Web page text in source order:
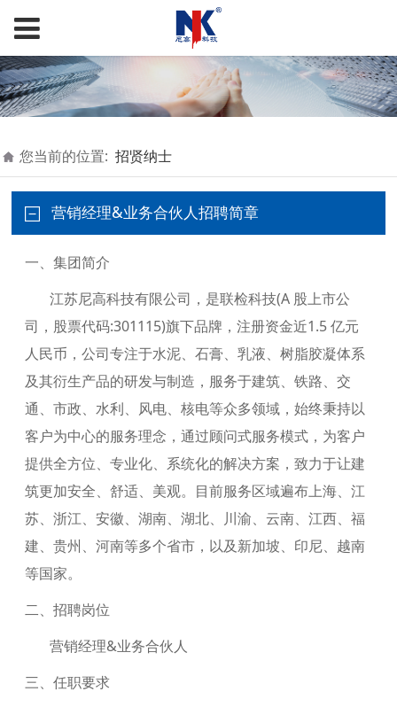
您当前的位置: 招贤纳士
营销经理&业务合伙人招聘简章
一、集团简介
江苏尼高科技有限公司，是联检科技(A 股上市公
司，股票代码:301115)旗下品牌，注册资金近1.5 亿元
人民币，公司专注于水泥、石膏、乳液、树脂胶凝体系
及其衍生产品的研发与制造，服务于建筑、铁路、交
通、市政、水利、风电、核电等众多领域，始终秉持以
客户为中心的服务理念，通过顾问式服务模式，为客户
提供全方位、专业化、系统化的解决方案，致力于让建
筑更加安全、舒适、美观。目前服务区域遍布上海、江
苏、浙江、安徽、湖南、湖北、川渝、云南、江西、福
建、贵州、河南等多个省市，以及新加坡、印尼、越南
等国家。
二、招聘岗位
营销经理&业务合伙人
三、任职要求